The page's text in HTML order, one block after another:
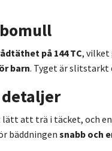
på 144 TC, vilket
barn. Tyget är slitstarkt
lätt att trä i täcket, och en
bäddningen snabb och